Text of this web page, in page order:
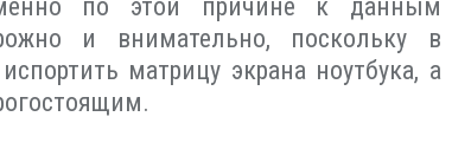
по этой причине к данным
и внимательно, поскольку в
матрицу экрана ноутбука, а